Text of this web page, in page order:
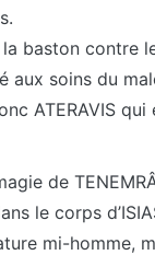
baston contre
aux soins du
ATERAVIS
de
le corps
mi-homme,